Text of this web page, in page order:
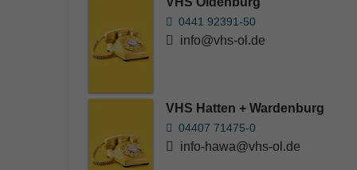
0441 92391-50
info@vhs-ol.de
VHS Hatten + Wardenburg
04407 71475-0
info-hawa@vhs-ol.de